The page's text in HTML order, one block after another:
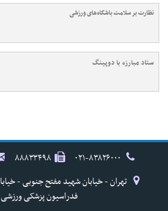
نظارت بر سلامت باشگاه‌های ورزشی
ستاد مبارزه با دوپینگ
۸۸۸۳۳۴۹۸
فدراسیون پزشکی ورزشی